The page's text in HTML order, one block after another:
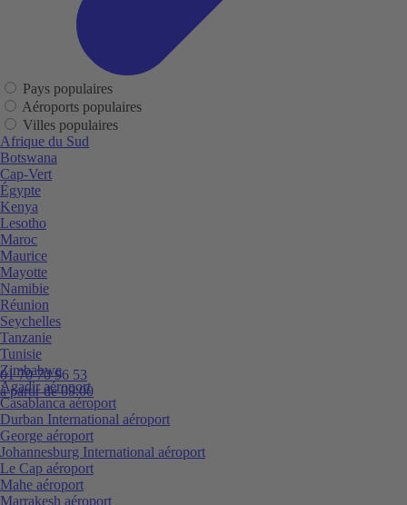
01 70 70 96 53
à partir de 09:00
Pays populaires
Aéroports populaires
Villes populaires
Afrique du Sud
Botswana
Cap-Vert
Égypte
Kenya
Lesotho
Maroc
Maurice
Mayotte
Namibie
Réunion
Seychelles
Tanzanie
Tunisie
Zimbabwe
Agadir aéroport
Casablanca aéroport
Durban International aéroport
George aéroport
Johannesburg International aéroport
Le Cap aéroport
Mahe aéroport
Marrakesh aéroport